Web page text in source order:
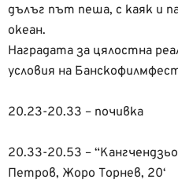
дълъг път пеша, с каяк и
океан.
Наградата за цялостна
условия на
20.23-20.33 – почивка
20.33-20.53 –
Петров, Жоро Торнев, 20‘